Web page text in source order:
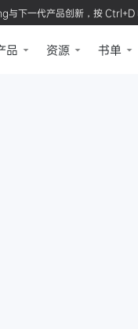
下一代产品创新，按 Ctrl+D
品 资源 书单